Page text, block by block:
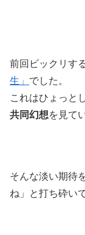
前回ビックリす
生」 でした。
これはひょっと
共同幻想を見て
そんな淡い期待
ね」と打ち砕い